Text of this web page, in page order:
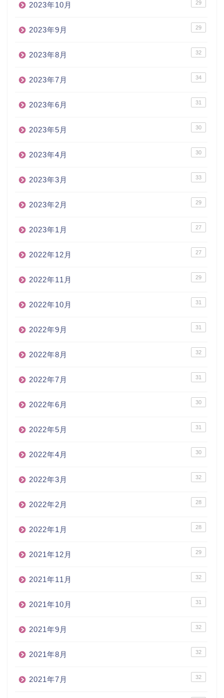
2023年10月 29
2023年9月 29
2023年8月 32
2023年7月 34
2023年6月 31
2023年5月 30
2023年4月 30
2023年3月 33
2023年2月 29
2023年1月 27
2022年12月 27
2022年11月 29
2022年10月 31
2022年9月 31
2022年8月 32
2022年7月 31
2022年6月 30
2022年5月 31
2022年4月 30
2022年3月 32
2022年2月 28
2022年1月 28
2021年12月 29
2021年11月 32
2021年10月 31
2021年9月 32
2021年8月 32
2021年7月 32